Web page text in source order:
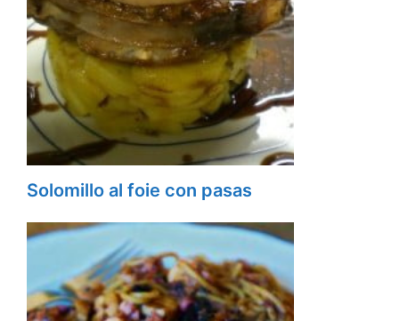
Solomillo al foie con pasas